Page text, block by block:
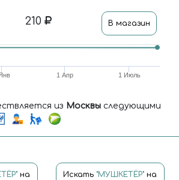
210 В магазин
1 Апр 1 Июль
из Москвы следующими
на Искать "МУШКЕТЁР" на